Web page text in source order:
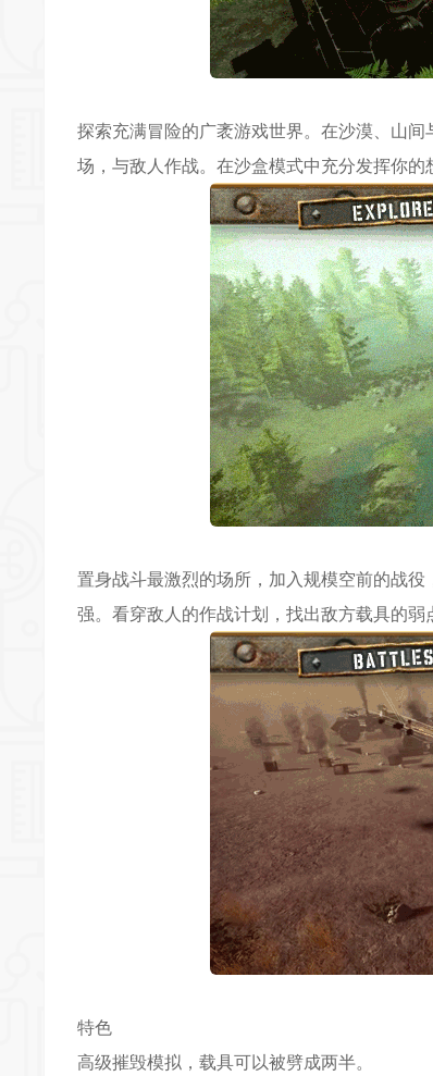
探索充满冒险的广袤游戏世界。在沙漠、山
场，与敌人作战。在沙盒模式中充分发挥你的
置身战斗最激烈的场所，加入规模空前的战
强。看穿敌人的作战计划，找出敌方载具的弱
特色
高级摧毁模拟，载具可以被劈成两半。